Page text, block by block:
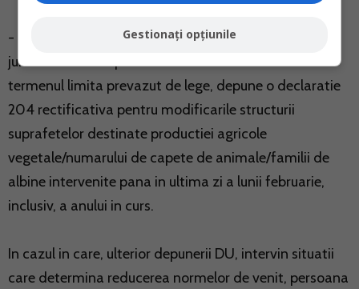
- Asociatul desemnat al asocierii fara personalitate
juridica care a depus declaratia 204 inainte de
termenul limita prevazut de lege, depune o declaratie
204 rectificativa pentru modificarile structurii
suprafetelor destinate productiei agricole
vegetale/numarului de capete de animale/familii de
albine intervenite pana in ultima zi a lunii februarie,
inclusiv, a anului in curs.
In cazul in care, ulterior depunerii DU, intervin situatii
care determina reducerea normelor de venit, persoana
Gestionați opțiunile